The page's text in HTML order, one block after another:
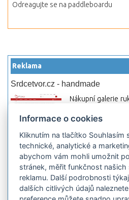
Odreagujte se na paddleboardu
Reklama
Srdcetvor.cz - handmade
Nákupní galerie
začít prodávat
Hledej-
hosting
Přehled
hosting
pokročilého
Najděte si
Informace o cookies
Kliknutím na tlačítko Souhlasím
technické, analytické a
abychom vám mohli umožnit
stránek, měřit funkčnost našich
reklamu. Další podrobnosti
dalších citlivých údajů